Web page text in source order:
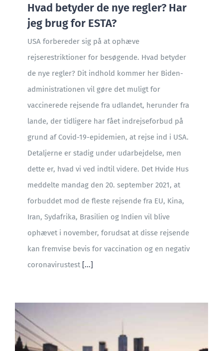
Hvad betyder de nye regler? Har
jeg brug for ESTA?
USA forbereder sig på at ophæve
rejserestriktioner for besøgende. Hvad betyder
de nye regler? Dit indhold kommer her Biden-
administrationen vil gøre det muligt for
vaccinerede rejsende fra udlandet, herunder fra
lande, der tidligere har fået indrejseforbud på
grund af Covid-19-epidemien, at rejse ind i USA.
Detaljerne er stadig under udarbejdelse, men
dette er, hvad vi ved indtil videre. Det Hvide Hus
meddelte mandag den 20. september 2021, at
forbuddet mod de fleste rejsende fra EU, Kina,
Iran, Sydafrika, Brasilien og Indien vil blive
ophævet i november, forudsat at disse rejsende
kan fremvise bevis for vaccination og en negativ
coronavirustest [...]